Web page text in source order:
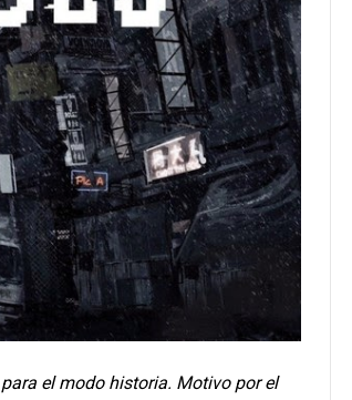
el modo historia. Motivo por el